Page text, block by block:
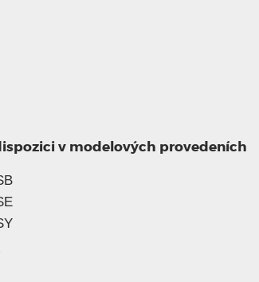
v modelových provedeních
SÉRIE 64
Zavřít